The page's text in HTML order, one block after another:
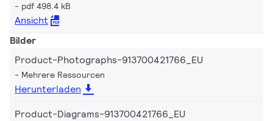
pdf 498.4 kB
Ansicht
Bilder
Product-Photographs-913700421766_EU
Mehrere Ressourcen
Herunterladen
Product-Diagrams-913700421766_EU